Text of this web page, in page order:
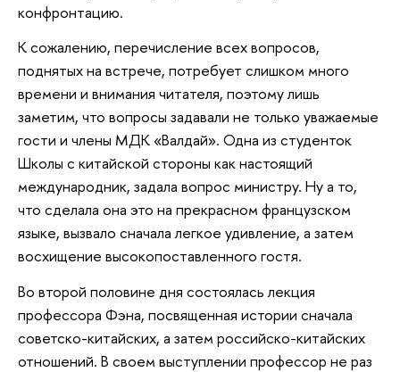
конфронтацию.
К сожалению, перечисление всех вопросов,
поднятых на встрече, потребует слишком много
времени и внимания читателя, поэтому лишь
заметим, что вопросы задавали не только уважаемые
гости и члены МДК «Валдай». Одна из студенток
Школы с китайской стороны как настоящий
международник, задала вопрос министру. Ну а то,
что сделала она это на прекрасном французском
языке, вызвало сначала легкое удивление, а затем
восхищение высокопоставленного гостя.
Во второй половине дня состоялась лекция
профессора Фэна, посвященная истории сначала
советско-китайских, а затем российско-китайских
отношений. В своем выступлении профессор не раз